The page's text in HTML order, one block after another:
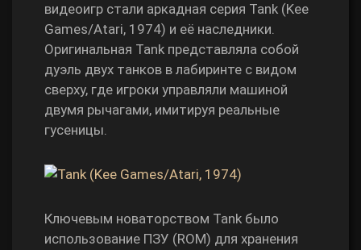
видеоигр стали аркадная серия Tank (Kee
Games/Atari, 1974) и её наследники.
Оригинальная Tank представляла собой
дуэль двух танков в лабиринте с видом
сверху, где игроки управляли машиной
двумя рычагами, имитируя реальные
гусеницы.
Ключевым новаторством Tank было
использование ПЗУ (ROM) для хранения